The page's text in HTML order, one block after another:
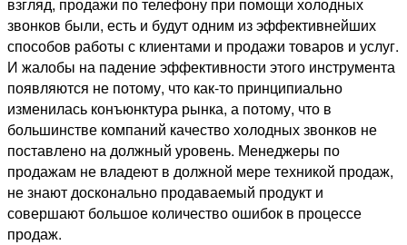
звонков были, есть и будут одним из эффективнейших
способов работы с клиентами и продажи товаров и услуг.
И жалобы на падение эффективности этого инструмента
появляются не потому, что как-то принципиально
изменилась конъюнктура рынка, а потому, что в
большинстве компаний качество холодных звонков не
поставлено на должный уровень. Менеджеры по
продажам не владеют в должной мере техникой продаж,
не знают досконально продаваемый продукт и
совершают большое количество ошибок в процессе
продаж.